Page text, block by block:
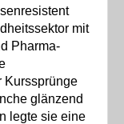
mit
Pharma-
Kurssprünge
glänzend
legte sie eine